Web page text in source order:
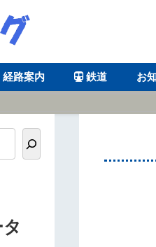
路案内 鉄道 お